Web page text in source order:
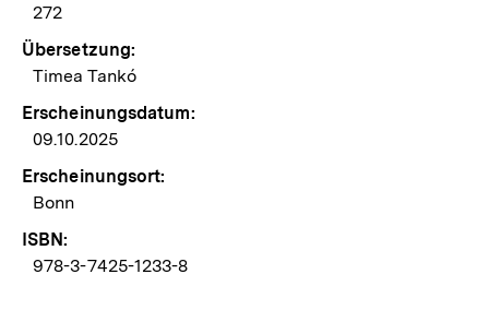
272
Übersetzung:
Timea Tankó
Erscheinungsdatum:
09.10.2025
Erscheinungsort:
Bonn
ISBN:
978-3-7425-1233-8